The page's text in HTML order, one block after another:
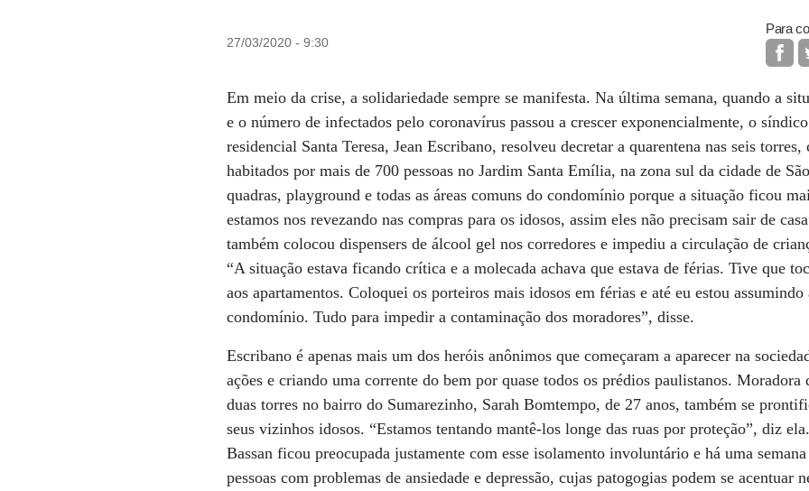
27/03/2020 - 9:30
Para
Em meio da crise, a solidariedade sempre se manifesta. Na última semana, quando a
e o número de infectados pelo coronavírus passou a crescer exponencialmente, o
residencial Santa Teresa, Jean Escribano, resolveu decretar a quarentena nas seis
habitados por mais de 700 pessoas no Jardim Santa Emília, na zona sul da cidade de
quadras, playground e todas as áreas comuns do condomínio porque a situação ficou
estamos nos revezando nas compras para os idosos, assim eles não precisam sair de
também colocou dispensers de álcool gel nos corredores e impediu a circulação de
“A situação estava ficando crítica e a molecada achava que estava de férias. Tive que
aos apartamentos. Coloquei os porteiros mais idosos em férias e até eu estou
condomínio. Tudo para impedir a contaminação dos moradores”, disse.
Escribano é apenas mais um dos heróis anônimos que começaram a aparecer na
ações e criando uma corrente do bem por quase todos os prédios paulistanos.
duas torres no bairro do Sumarezinho, Sarah Bomtempo, de 27 anos, também se
seus vizinhos idosos. “Estamos tentando mantê-los longe das ruas por proteção”, diz
Bassan ficou preocupada justamente com esse isolamento involuntário e há uma
pessoas com problemas de ansiedade e depressão, cujas patogogias podem se acentuar